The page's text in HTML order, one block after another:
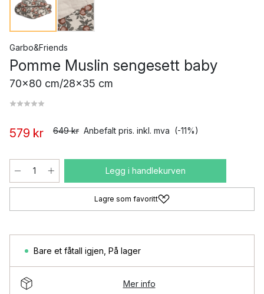
Garbo&Friends
Pomme Muslin sengesett baby
70x80 cm/28x35 cm
579 kr 649 kr Anbefalt pris. inkl. mva (-11%)
Legg i handlekurven
Lagre som favoritt
Bare et fåtall igjen På lager
Mer info